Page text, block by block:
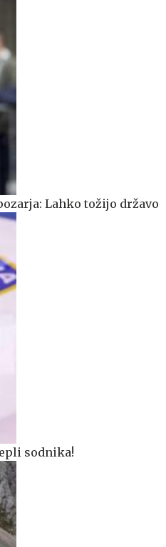
Lahko tožijo državo
sodnika!